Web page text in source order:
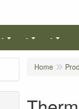
- - -
Home